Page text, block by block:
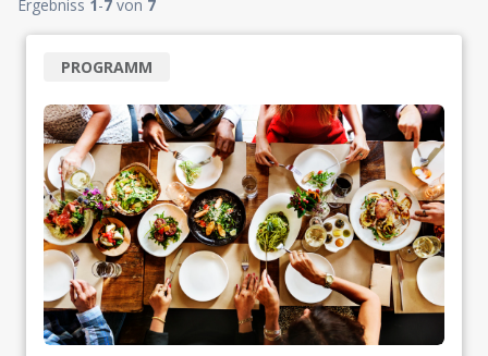
Ergebniss 1 -7 von 7
PROGRAMM